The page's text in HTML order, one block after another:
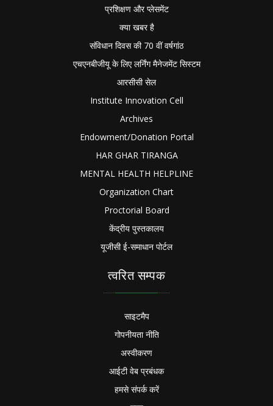
प्रशिक्षण और प्लेसमेंट
क्या खबर है
संविधान दिवस की 70 वीं वर्षगांठ
एचएनबीजीयू के लिए लर्निंग मैनेजमेंट सिस्टम
आरसीसी सेल
Institute Innovation Cell
Archives
Endowment/Donation Portal
HAR GHAR TIRANGA
MENTAL HEALTH HELPLINE
Organization Chart
Proctorial Board
केंद्रीय पुस्तकालय
यूजीसी ई-समाधान पोर्टल
त्वरित सम्पक
साइटमैप
गोपनीयता नीति
अस्वीकरण
आईटी वेब प्रबंधक
हमसे संपर्क करें